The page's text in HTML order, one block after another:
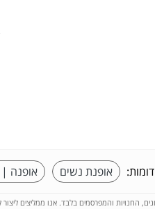
אופנת נשים אופנה
החנויות והמפרסמים בלבד. אנו ממליצים